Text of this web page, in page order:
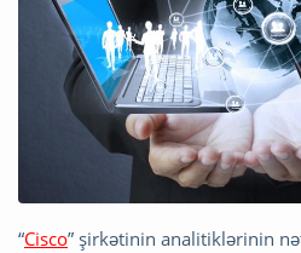
“Cisco” şirkətinin analitiklərinin